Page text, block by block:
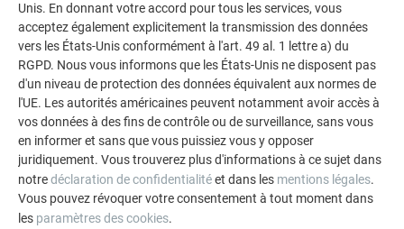
Dimensions en mm
RETOUR
Unis. En donnant votre accord pour tous les services, vous
acceptez également explicitement la transmission des données
vers les États-Unis conformément à l'art. 49 al. 1 lettre a) du
RGPD. Nous vous informons que les États-Unis ne disposent pas
d'un niveau de protection des données équivalent aux normes de
l'UE. Les autorités américaines peuvent notamment avoir accès à
vos données à des fins de contrôle ou de surveillance, sans vous
en informer et sans que vous puissiez vous y opposer
juridiquement. Vous trouverez plus d'informations à ce sujet dans
notredéclaration de confidentialitéet dans les mentions légales.
Vous pouvez révoquer votre consentement à tout moment dans
les paramètres des cookies.